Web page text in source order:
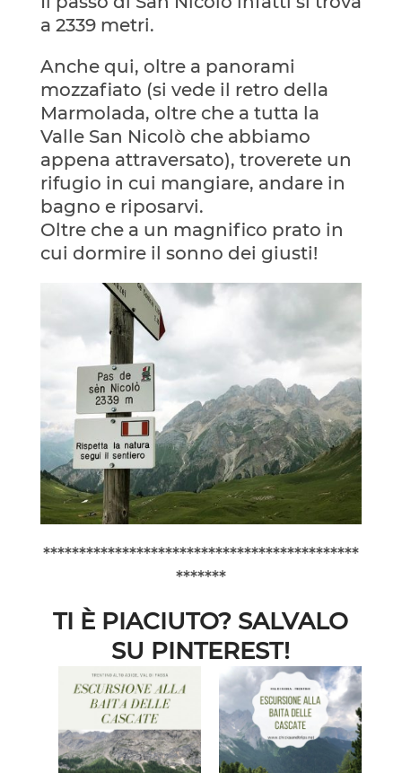
a 2339 metri.
Anche qui, oltre a panorami
mozzafiato (si vede il retro della
Marmolada, oltre che a tutta la
Valle San Nicolò che abbiamo
appena attraversato), troverete un
rifugio in cui mangiare, andare in
bagno e riposarvi.
Oltre che a un magnifico prato in
cui dormire il sonno dei giusti!
********************************************
*******
TI È PIACIUTO? SALVALO
SU PINTEREST!